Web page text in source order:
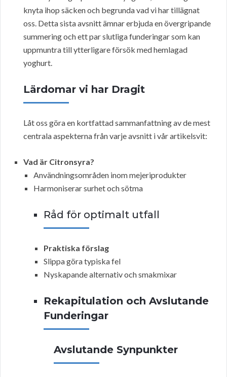
knyta ihop säcken och begrunda vad vi har tillägnat
oss. Detta sista avsnitt ämnar erbjuda en övergripande
summering och ett par slutliga funderingar som kan
uppmuntra till ytterligare försök med hemlagad
yoghurt.
Lärdomar vi har Dragit
Låt oss göra en kortfattad sammanfattning av de mest
centrala aspekterna från varje avsnitt i vår artikelsvit:
Vad är Citronsyra?
Användningsområden inom mejeriprodukter
Harmoniserar surhet och sötma
Råd för optimalt utfall
Praktiska förslag
Slippa göra typiska fel
Nyskapande alternativ och smakmixar
Rekapitulation och Avslutande
Funderingar
Avslutande Synpunkter